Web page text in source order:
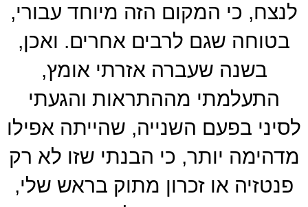
לנצח, כי המקום הזה מיוחד עבורי,
בטוחה שגם לרבים אחרים. ואכן,
בשנה שעברה אזרתי אומץ,
התעלמתי מההתראות והגעתי
לסיני בפעם השנייה, שהייתה אפילו
מדהימה יותר, כי הבנתי שזו לא רק
פנטזיה או זכרון מתוק בראש שלי,